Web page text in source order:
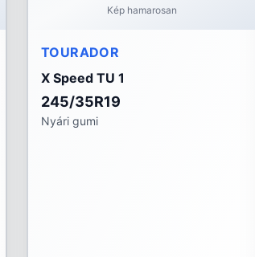
Kép hamarosan
TOURADOR
X Speed TU 1
245/35R19
Nyári gumi